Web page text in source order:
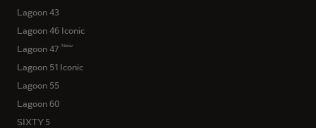
Lagoon 43
Lagoon 46 Iconic
Lagoon 47 New
Lagoon 51 Iconic
Lagoon 55
Lagoon 60
SIXTY 5